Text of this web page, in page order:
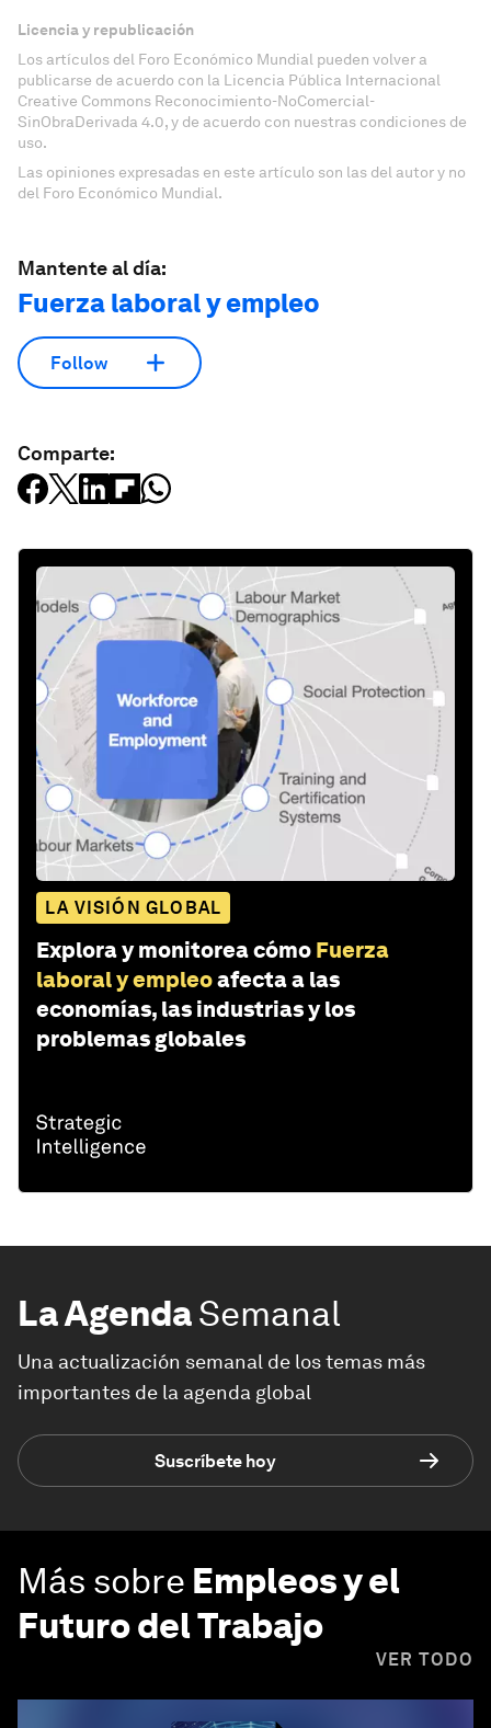
Licencia y republicación
Los artículos del Foro Económico Mundial pueden volver a
publicarse de acuerdo con la Licencia Pública Internacional
Creative Commons Reconocimiento-NoComercial-
SinObraDerivada 4.0, y de acuerdo con nuestras condiciones de
uso.
Las opiniones expresadas en este artículo son las del autor y no
del Foro Económico Mundial.
Mantente al día:
Fuerza laboral y empleo
Follow
Comparte:
LA VISIÓN GLOBAL
Explora y monitorea cómo Fuerza
laboral y empleoafecta a las
economías, las industrias y los
problemas globales
La AgendaSemanal
Una actualización semanal de los temas más
importantes de la agenda global
Suscríbete hoy
Más sobre Empleos y el
Futuro del Trabajo
VER TODO